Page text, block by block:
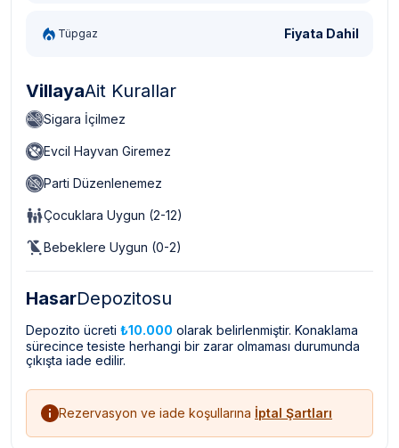
Tüpgaz Fiyata Dahil
VillayaAit Kurallar
Sigara İçilmez
Evcil Hayvan Giremez
Parti Düzenlenemez
Çocuklara Uygun (2-12)
Bebeklere Uygun (0-2)
HasarDepozitosu
Depozito ücreti ₺10.000 olarak belirlenmiştir. Konaklama
sürecince tesiste herhangi bir zarar olmaması durumunda
çıkışta iade edilir.
Rezervasyon ve iade koşullarına İptal Şartları